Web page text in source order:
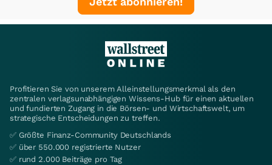
Profitieren Sie von unserem Alleinstellungsmerkmal als den
zentralen verlagsunabhängigen Wissens-Hub für einen aktuellen
und fundierten Zugang in die Börsen- und Wirtschaftswelt, um
strategische Entscheidungen zu treffen.
✅ Größte Finanz-Community Deutschlands
✅ über 550.000 registrierte Nutzer
✅ rund 2.000 Beiträge pro Tag